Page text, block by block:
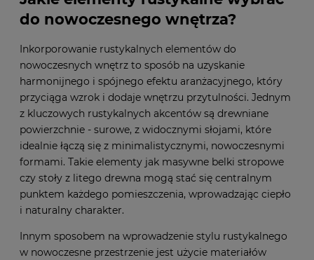
do nowoczesnego wnętrza?
Inkorporowanie rustykalnych elementów do
nowoczesnych wnętrz to sposób na uzyskanie
harmonijnego i spójnego efektu aranżacyjnego, który
przyciąga wzrok i dodaje wnętrzu przytulności. Jednym
z kluczowych rustykalnych akcentów są drewniane
powierzchnie - surowe, z widocznymi słojami, które
idealnie łączą się z minimalistycznymi, nowoczesnymi
formami. Takie elementy jak masywne belki stropowe
czy stoły z litego drewna mogą stać się centralnym
punktem każdego pomieszczenia, wprowadzając ciepło
i naturalny charakter.
Innym sposobem na wprowadzenie stylu rustykalnego
w nowoczesne przestrzenie jest użycie materiałów